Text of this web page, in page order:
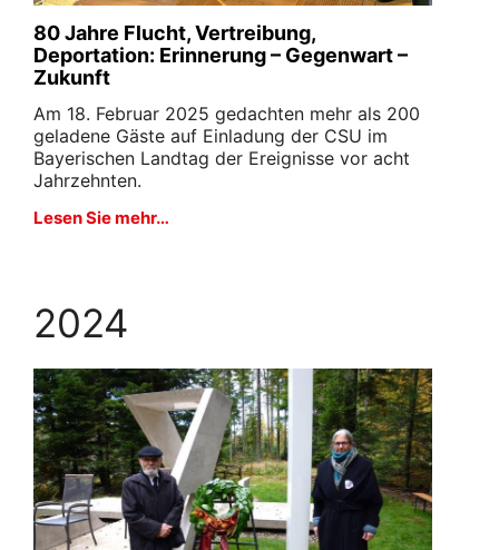
80 Jahre Flucht, Vertreibung,
Deportation: Erinnerung – Gegenwart –
Zukunft
Am 18. Februar 2025 gedachten mehr als 200
geladene Gäste auf Einladung der CSU im
Bayerischen Landtag der Ereignisse vor acht
Jahrzehnten.
Lesen Sie mehr…
2024